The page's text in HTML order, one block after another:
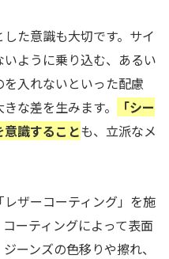
た意識も大切です。サイ
ように乗り込む、あるい
入れないといった配慮
な差を生みます。
「シー
識することも、立派なメ
ザーコーティング」を施
ーティングによって表面
ーンズの色移りや擦れ、